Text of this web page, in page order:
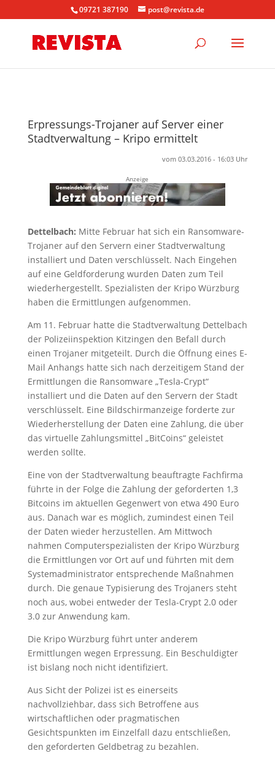
09721 387190 post@revista.de
Erpressungs-Trojaner auf Server einer
Stadtverwaltung – Kripo ermittelt
vom 03.03.2016 - 16:03 Uhr
Anzeige
Dettelbach: Mitte Februar hat sich ein Ransomware-
Trojaner auf den Servern einer Stadtverwaltung
installiert und Daten verschlüsselt. Nach Eingehen
auf eine Geldforderung wurden Daten zum Teil
wiederhergestellt. Spezialisten der Kripo Würzburg
haben die Ermittlungen aufgenommen.
Am 11. Februar hatte die Stadtverwaltung Dettelbach
der Polizeiinspektion Kitzingen den Befall durch
einen Trojaner mitgeteilt. Durch die Öffnung eines E-
Mail Anhangs hatte sich nach derzeitigem Stand der
Ermittlungen die Ransomware „Tesla-Crypt“
installiert und die Daten auf den Servern der Stadt
verschlüsselt. Eine Bildschirmanzeige forderte zur
Wiederherstellung der Daten eine Zahlung, die über
das virtuelle Zahlungsmittel „BitCoins“ geleistet
werden sollte.
Eine von der Stadtverwaltung beauftragte Fachfirma
führte in der Folge die Zahlung der geforderten 1,3
Bitcoins im aktuellen Gegenwert von etwa 490 Euro
aus. Danach war es möglich, zumindest einen Teil
der Daten wieder herzustellen. Am Mittwoch
nahmen Computerspezialisten der Kripo Würzburg
die Ermittlungen vor Ort auf und führten mit dem
Systemadministrator entsprechende Maßnahmen
durch. Die genaue Typisierung des Trojaners steht
noch aus, wobei entweder der Tesla-Crypt 2.0 oder
3.0 zur Anwendung kam.
Die Kripo Würzburg führt unter anderem
Ermittlungen wegen Erpressung. Ein Beschuldigter
ist bislang noch nicht identifiziert.
Aus Sicht der Polizei ist es einerseits
nachvollziehbar, dass sich Betroffene aus
wirtschaftlichen oder pragmatischen
Gesichtspunkten im Einzelfall dazu entschließen,
den geforderten Geldbetrag zu bezahlen.